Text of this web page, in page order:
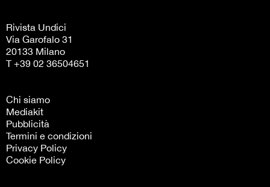
Rivista Undici
Via Garofalo 31
20133 Milano
T +39 02 36504651
Chi siamo
Mediakit
Pubblicità
Termini e condizioni
Privacy Policy
Cookie Policy